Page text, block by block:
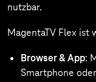
nutzbar.
MagentaTV Flex ist
Browser & App:
Smartphone